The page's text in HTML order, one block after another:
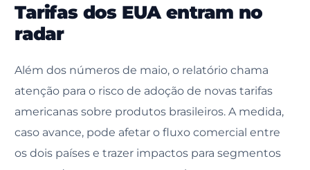
Tarifas dos EUA entram no
radar
Além dos números de maio, o relatório chama
atenção para o risco de adoção de novas tarifas
americanas sobre produtos brasileiros. A medida,
caso avance, pode afetar o fluxo comercial entre
os dois países e trazer impactos para segmentos